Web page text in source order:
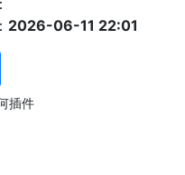
2026-06-11 22:01
插件